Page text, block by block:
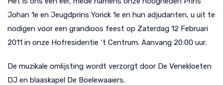
Johan 1e en Jeugdprins Yorick 1e en hun adjudanten, u uit te
nodigen voor een grandioos feest op Zaterdag 12 Februari
2011 in onze Hofresidentie ‘t Centrum. Aanvang 20:00 uur.
De muzikale omlijsting wordt verzorgt door De Venekloeten
DJ en blaaskapel De Boelewaaiers.